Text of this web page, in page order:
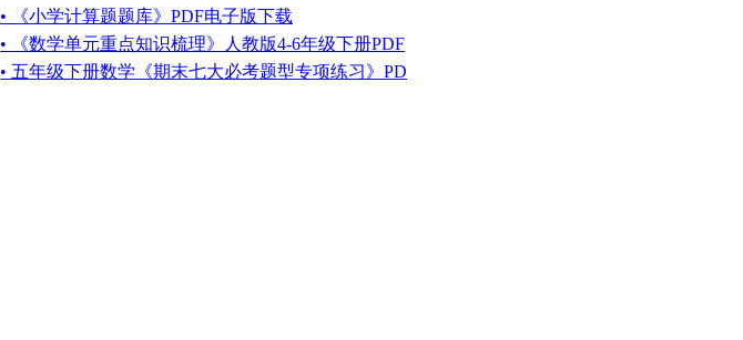
• 《小学计算题题库》PDF电子版下载
• 《数学单元重点知识梳理》人教版4-6年级下册PDF
• 五年级下册数学《期末七大必考题型专项练习》PD